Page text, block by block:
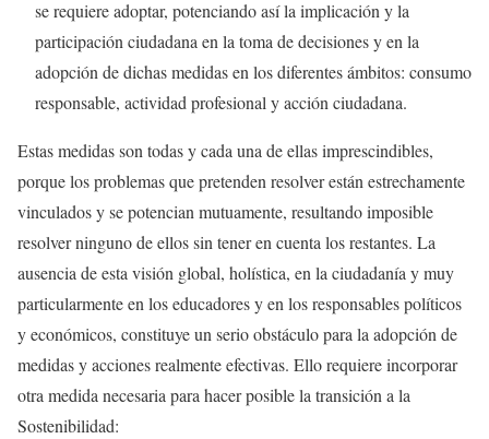
se requiere adoptar, potenciando así la implicación y la
participación ciudadana en la toma de decisiones y en la
adopción de dichas medidas en los diferentes ámbitos: consumo
responsable, actividad profesional y acción ciudadana.
Estas medidas son todas y cada una de ellas imprescindibles,
porque los problemas que pretenden resolver están estrechamente
vinculados y se potencian mutuamente, resultando imposible
resolver ninguno de ellos sin tener en cuenta los restantes. La
ausencia de esta visión global, holística, en la ciudadanía y muy
particularmente en los educadores y en los responsables políticos
y económicos, constituye un serio obstáculo para la adopción de
medidas y acciones realmente efectivas. Ello requiere incorporar
otra medida necesaria para hacer posible la transición a la
Sostenibilidad: